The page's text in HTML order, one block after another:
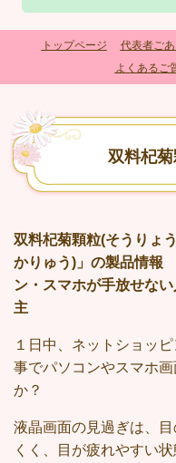
トップページ 代表者ご
よくあるご
双料杞
双料杞菊顆粒(そうりょ
かりゅう)」の製品情報
ン・スマホが手放せな
主
１日中、ネットショッ
事でパソコンやスマホ
か？
液晶画面の見過ぎは、
くく、目が疲れ